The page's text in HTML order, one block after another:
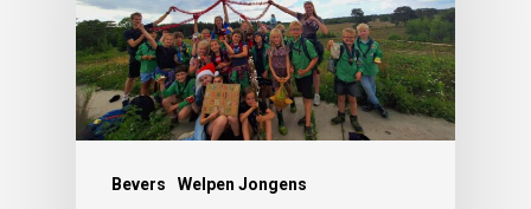
Bevers Welpen Jongens